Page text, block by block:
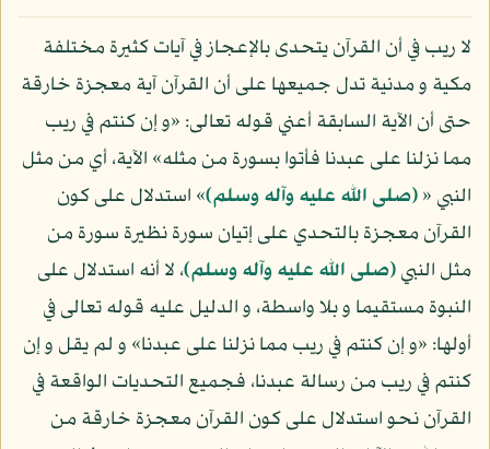
لا ريب في أن القرآن يتحدى بالإعجاز في آيات كثيرة مختلفة
مكية و مدنية تدل جميعها على أن القرآن آية معجزة خارقة
حتى أن الآية السابقة أعني قوله تعالى: «و إن كنتم في ريب
مما نزلنا على عبدنا فأتوا بسورة من مثله» الآية، أي من مثل
النبي «(صلى الله عليه وآله وسلم)» استدلال على كون
القرآن معجزة بالتحدي على إتيان سورة نظيرة سورة من
مثل النبي(صلى الله عليه وآله وسلم)، لا أنه استدلال على
النبوة مستقيما و بلا واسطة، و الدليل عليه قوله تعالى في
أولها: «و إن كنتم في ريب مما نزلنا على عبدنا» و لم يقل و إن
كنتم في ريب من رسالة عبدنا، فجميع التحديات الواقعة في
القرآن نحو استدلال على كون القرآن معجزة خارقة من